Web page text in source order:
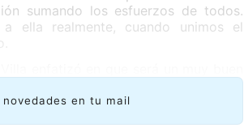
sumando los esfuerzos de todos.
ella realmente, cuando unimos el
una mejor estructura y organización.
en la experiencia obtenida el pasado
trabajos se empezó a circular desde
en tu mail